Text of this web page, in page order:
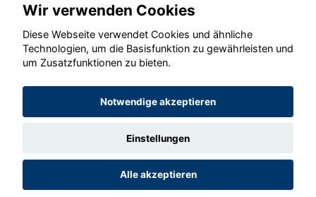
© konjunkturmotor.de GmbH 2020 - 2026
Wir verwenden Cookies
Diese Webseite verwendet Cookies und ähnliche
Technologien, um die Basisfunktion zu gewährleisten und
um Zusatzfunktionen zu bieten.
Notwendige akzeptieren
Einstellungen
Alle akzeptieren